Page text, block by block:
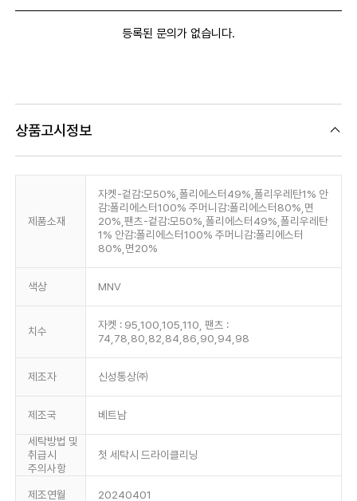
등록된 문의가 없습니다.
상품고시정보
제품소재
자켓-겉감:모50%,폴리에스터49%,폴리우레탄1% 안
감:폴리에스터100% 주머니감:폴리에스터80%,면
20%,팬츠-겉감:모50%,폴리에스터49%,폴리우레탄
1% 안감:폴리에스터100% 주머니감:폴리에스터
80%,면20%
색상 MNV
치수
자켓 : 95,100,105,110, 팬츠 :
74,78,80,82,84,86,90,94,98
제조자 신성통상㈜
제조국 베트남
세탁방법 및
취급시
주의사항
첫 세탁시 드라이클리닝
제조연월 20240401